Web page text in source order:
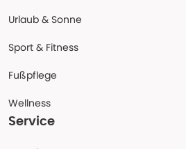
Urlaub & Sonne
Sport & Fitness
Fußpflege
Wellness
Service